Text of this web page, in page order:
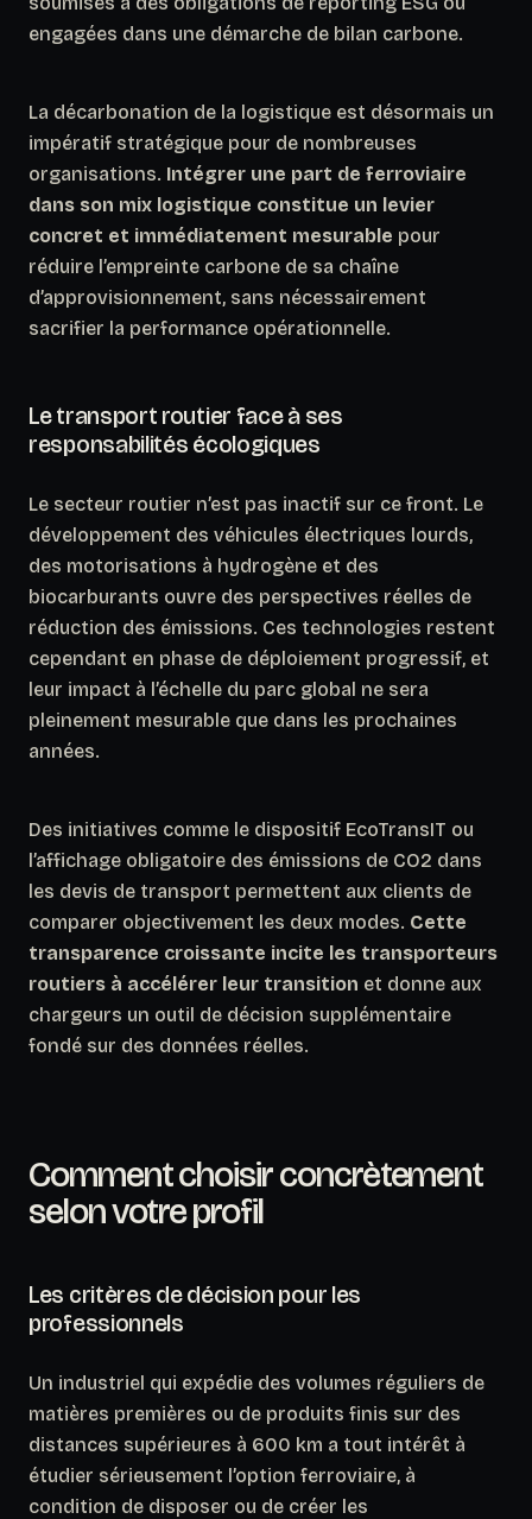
engagées dans une démarche de bilan carbone.
La décarbonation de la logistique est désormais un
impératif stratégique pour de nombreuses
organisations. Intégrer une part de ferroviaire
dans son mix logistique constitue un levier
concret et immédiatement mesurable pour
réduire l’empreinte carbone de sa chaîne
d’approvisionnement, sans nécessairement
sacrifier la performance opérationnelle.
Le transport routier face à ses
responsabilités écologiques
Le secteur routier n’est pas inactif sur ce front. Le
développement des véhicules électriques lourds,
des motorisations à hydrogène et des
biocarburants ouvre des perspectives réelles de
réduction des émissions. Ces technologies restent
cependant en phase de déploiement progressif, et
leur impact à l’échelle du parc global ne sera
pleinement mesurable que dans les prochaines
années.
Des initiatives comme le dispositif EcoTransIT ou
l’affichage obligatoire des émissions de CO2 dans
les devis de transport permettent aux clients de
comparer objectivement les deux modes. Cette
transparence croissante incite les transporteurs
routiers à accélérer leur transition et donne aux
chargeurs un outil de décision supplémentaire
fondé sur des données réelles.
Comment choisir concrètement
selon votre profil
Les critères de décision pour les
professionnels
Un industriel qui expédie des volumes réguliers de
matières premières ou de produits finis sur des
distances supérieures à 600 km a tout intérêt à
étudier sérieusement l’option ferroviaire, à
condition de disposer ou de créer les